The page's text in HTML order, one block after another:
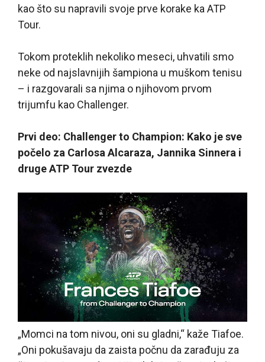
kao što su napravili svoje prve korake ka ATP
Tour.
Tokom proteklih nekoliko meseci, uhvatili smo
neke od najslavnijih šampiona u muškom tenisu
– i razgovarali sa njima o njihovom prvom
trijumfu kao Challenger.
Prvi deo: Challenger to Champion: Kako je sve
počelo za Carlosa Alcaraza, Jannika Sinnera i
druge ATP Tour zvezde
„Momci na tom nivou, oni su gladni,“ kaže Tiafoe.
„Oni pokušavaju da zaista počnu da zarađuju za